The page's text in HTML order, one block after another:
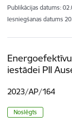
Publikācijas datums:
Iesniegšanas datums
iestādei PII
2023/AP/164
Noslēgts